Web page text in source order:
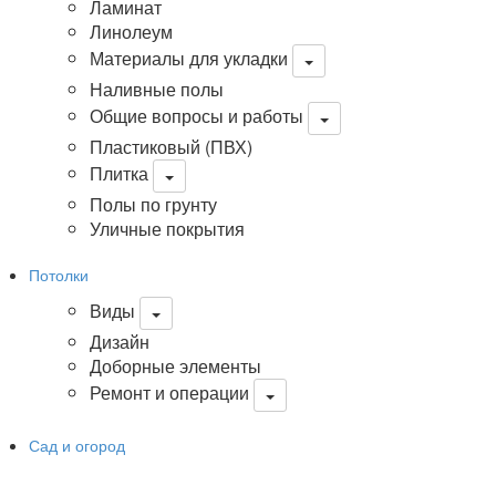
Ламинат
Линолеум
Материалы для укладки
Наливные полы
Общие вопросы и работы
Пластиковый (ПВХ)
Плитка
Полы по грунту
Уличные покрытия
Потолки
Виды
Дизайн
Доборные элементы
Ремонт и операции
Сад и огород